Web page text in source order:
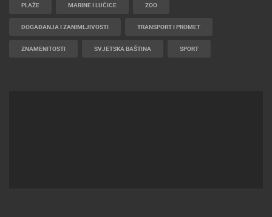
PLAŽE MARINE I LUČICE ZOO
DOGAĐANJA I ZANIMLJIVOSTI TRANSPORT I PROMET
ZNAMENITOSTI SVJETSKA BAŠTINA SPORT